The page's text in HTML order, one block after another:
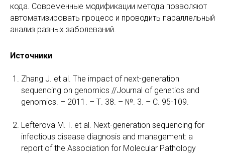
кода. Современные модификации метода позволяют
автоматизировать процесс и проводить параллельный
анализ разных заболеваний.
Источники
Zhang J. et al. The impact of next-generation
sequencing on genomics //Journal of genetics and
genomics. – 2011. – Т. 38. – №. 3. – С. 95-109.
Lefterova M. I. et al. Next-generation sequencing for
infectious disease diagnosis and management: a
report of the Association for Molecular Pathology